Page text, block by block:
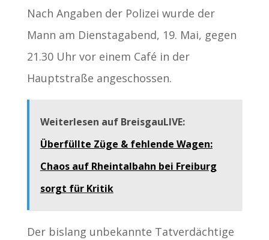
Nach Angaben der Polizei wurde der
Mann am Dienstagabend, 19. Mai, gegen
21.30 Uhr vor einem Café in der
Hauptstraße angeschossen.
Weiterlesen auf BreisgauLIVE:
Überfüllte Züge & fehlende Wagen:
Chaos auf Rheintalbahn bei Freiburg
sorgt für Kritik
Der bislang unbekannte Tatverdächtige